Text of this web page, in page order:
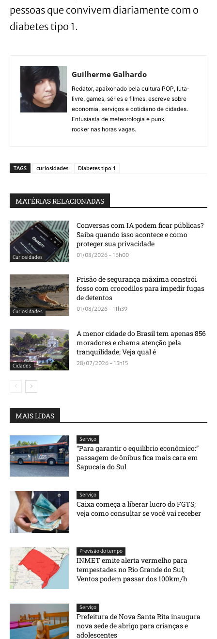
pessoas que convivem diariamente com o
diabetes tipo 1.
Guilherme Galhardo
Redator, apaixonado pela cultura POP, luta-
livre, games, séries e filmes, escreve sobre
economia, serviços e cotidiano de cidades.
Entusiasta de meteorologia e punk
rocker nas horas vagas.
TAGS curiosidades Diabetes tipo 1
MATÉRIAS RELACIONADAS
Curiosidades
Conversas com IA podem ficar públicas?
Saiba quando isso acontece e como
proteger sua privacidade
01/08/2026 - 16h00
Curiosidades
Prisão de segurança máxima constrói
fosso com crocodilos para impedir fugas
de detentos
01/08/2026 - 11h39
Cidades
A menor cidade do Brasil tem apenas 856
moradores e chama atenção pela
tranquilidade; Veja qual é
28/07/2026 - 15h15
MAIS LIDAS
Serviço
“Para garantir o equilíbrio econômico:”
passagem de ônibus fica mais cara em
Sapucaia do Sul
Serviço
Caixa começa a liberar lucro do FGTS;
veja como consultar se você vai receber
Previsão do tempo
INMET emite alerta vermelho para
tempestades no Rio Grande do Sul;
Ventos podem passar dos 100km/h
Serviço
Prefeitura de Nova Santa Rita inaugura
nova sede de abrigo para crianças e
adolescentes